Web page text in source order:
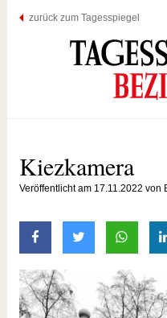
zurück zum Tagesspiegel
Kiezkamera
Veröffentlicht am 17.11.2022 von
auf Facebook teilen
auf Twitter
mit